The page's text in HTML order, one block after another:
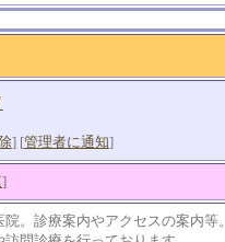
] [管理者に通知]
]
。診療案内やアクセスの案内等